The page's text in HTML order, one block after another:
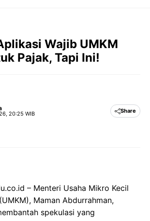
Wajib UMKM
Pajak, Tapi Ini!
20:25 WIB Share
– Menteri Usaha Mikro Kecil
Maman Abdurrahman,
spekulasi yang